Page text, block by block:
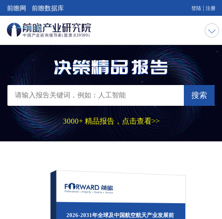
前瞻网 前瞻数据库 登陆 注册
搜索
3000+ 精品报告，点击查看>>
2026-2031年全球及中国航空航天产业发展前